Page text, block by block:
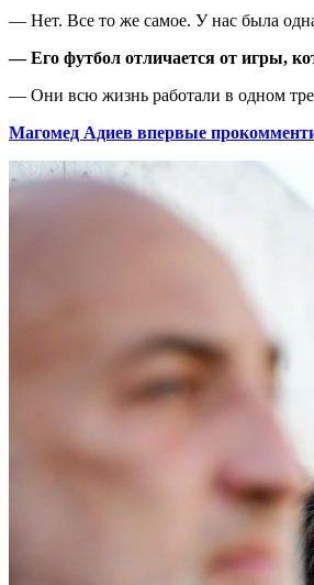
— Нет. Все то же самое. У нас была
— Его футбол отличается от игры,
— Они всю жизнь работали в одном
Магомед Адиев впервые